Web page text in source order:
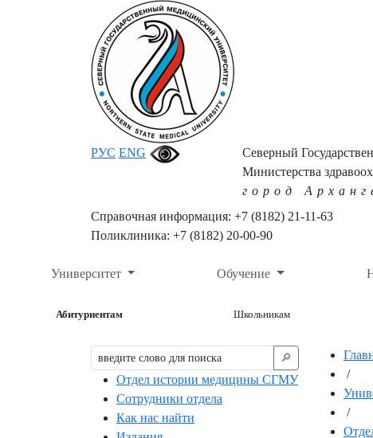
РУС ENG
Северный
Министерства
город
Справочная информация: +7 (8182) 21-11-63
Поликлиника: +7 (8182) 20-00-90
Университет Обучение
Абитуриентам Школьникам
🔎︎
Отдел истории медицины СГМУ
Сотрудники отдела
Как нас найти
/
/